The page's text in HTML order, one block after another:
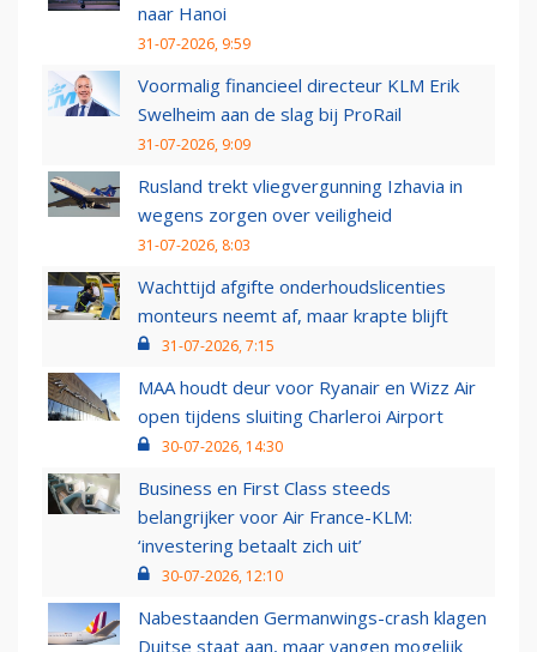
naar Hanoi
31-07-2026, 9:59
Voormalig financieel directeur KLM Erik
Swelheim aan de slag bij ProRail
31-07-2026, 9:09
Rusland trekt vliegvergunning Izhavia in
wegens zorgen over veiligheid
31-07-2026, 8:03
Wachttijd afgifte onderhoudslicenties
monteurs neemt af, maar krapte blijft
31-07-2026, 7:15
MAA houdt deur voor Ryanair en Wizz Air
open tijdens sluiting Charleroi Airport
30-07-2026, 14:30
Business en First Class steeds
belangrijker voor Air France-KLM:
‘investering betaalt zich uit’
30-07-2026, 12:10
Nabestaanden Germanwings-crash klagen
Duitse staat aan, maar vangen mogelijk